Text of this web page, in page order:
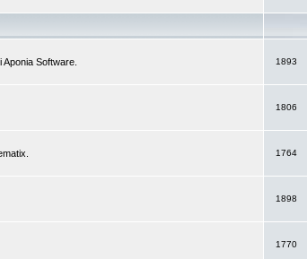
Software.
1893
1806
1764
1898
1770